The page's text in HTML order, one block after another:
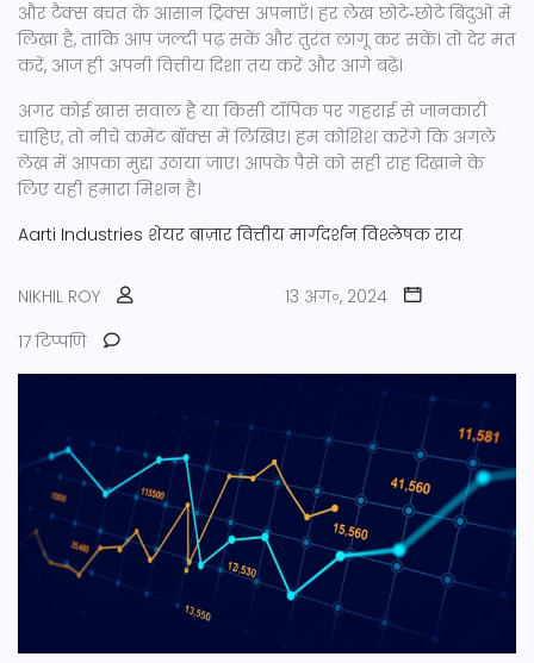
और टैक्स बचत के आसान ट्रिक्स अपनाएँ। हर लेख छोटे‑छोटे बिंदुओं में
लिखा है, ताकि आप जल्दी पढ़ सकें और तुरंत लागू कर सकें। तो देर मत
करें, आज ही अपनी वित्तीय दिशा तय करें और आगे बढ़ें।
अगर कोई खास सवाल है या किसी टॉपिक पर गहराई से जानकारी
चाहिए, तो नीचे कमेंट बॉक्स में लिखिए। हम कोशिश करेंगे कि अगले
लेख में आपका मुद्दा उठाया जाए। आपके पैसे को सही राह दिखाने के
लिए यही हमारा मिशन है।
Aarti Industries शेयर बाज़ार वित्तीय मार्गदर्शन विश्लेषक राय
NIKHIL ROY
13 अग॰, 2024
17 टिप्पणि